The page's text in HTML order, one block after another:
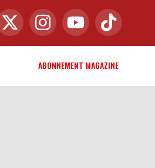
ABONNEMENT MAGAZINE